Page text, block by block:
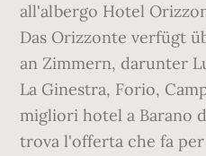
all'albergo Hotel
Das Orizzonte verfügt
an Zimmern, darunter
La Ginestra, Forio,
migliori hotel a Barano
trova l'offerta che fa